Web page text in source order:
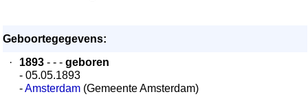
Geboortegegevens:
·
1893 - - - geboren
- 05.05.1893
-Amsterdam (Gemeente Amsterdam)